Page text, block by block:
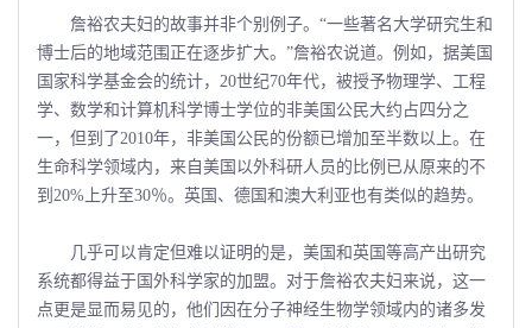
詹裕农夫妇的故事并非个别例子。“一些著名大学研究生和
博士后的地域范围正在逐步扩大。”詹裕农说道。例如，据美国
国家科学基金会的统计，20世纪70年代，被授予物理学、工程
学、数学和计算机科学博士学位的非美国公民大约占四分之
一，但到了2010年，非美国公民的份额已增加至半数以上。在
生命科学领域内，来自美国以外科研人员的比例已从原来的不
到20%上升至30％。英国、德国和澳大利亚也有类似的趋势。
几乎可以肯定但难以证明的是，美国和英国等高产出研究
系统都得益于国外科学家的加盟。对于詹裕农夫妇来说，这一
点更是显而易见的，他们因在分子神经生物学领域内的诸多发